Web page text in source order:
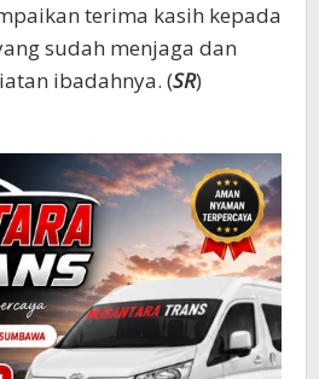
terima kasih kepada
sudah menjaga dan
ibadahnya. (SR)